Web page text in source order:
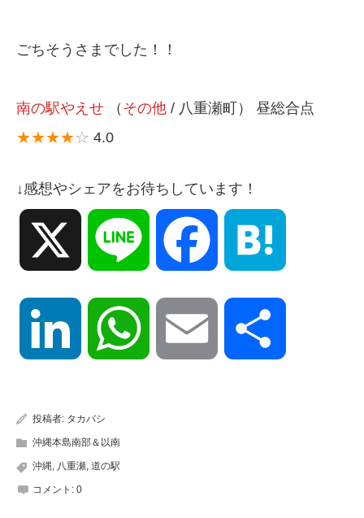
ごちそうさまでした！！
南の駅やえせ （ その他 / 八重瀬町） 昼総合点
★★★★☆ 4.0
↓感想やシェアをお待ちしています！
Line Facebook
LinkedIn WhatsApp Email
投稿者: タカバシ
沖縄本島南部＆以南
沖縄 八重瀬 道の駅
コメント: 0